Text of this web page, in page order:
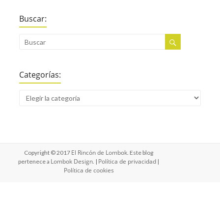
Buscar:
Categorías:
Copyright © 2017 El Rincón de Lombok. Este blog
pertenece a Lombok Design. | Política de privacidad |
Política de cookies